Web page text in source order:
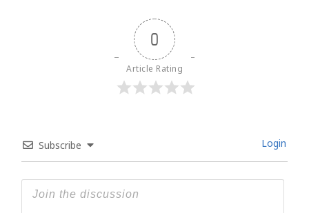
0
Article Rating
Subscribe Login